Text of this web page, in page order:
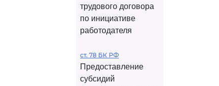
трудового договора
по инициативе
работодателя
ст. 78 БК РФ
Предоставление
субсидий